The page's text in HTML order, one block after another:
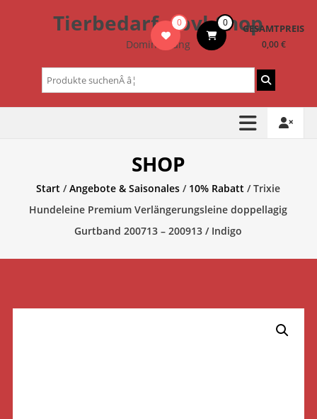
Tierbedarf – bvl-Shop
Dominik Lang
0 0 GESAMTPREIS
0,00 €
Suchen
nach:
SHOP
Start /Angebote & Saisonales / 10% Rabatt / Trixie
Hundeleine Premium Verlängerungsleine doppellagig
Gurtband 200713 – 200913 / Indigo